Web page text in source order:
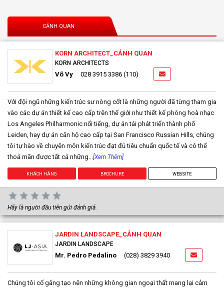
CẢNH QUAN
KORN ARCHITECT_CẢNH QUAN
KORN ARCHITECTS
Võ Vy 028 3915 3386 (110)
Với đội ngũ những kiến trúc sư nòng cốt là những người đã từng tham gia
vào các dự án thiết kế cao cấp trên thế giới như thiết kế phòng hoà nhạc
Los Angeles Philharmonic nổi tiếng, dự án tái phát triển thành phố
Leiden, hay dự án căn hộ cao cấp tại San Francisco Russian Hills, chúng
tôi tự hào về chuyên môn kiến trúc đạt đủ tiêu chuẩn quốc tế và có thể
thoả mãn được tất cả những... [Xem Thêm]
KHÁCH HÀNG BROCHURE WEBSITE
Hãy là người đầu tiên gửi đánh giá.
JARDIN LANDSCAPE_CẢNH QUAN
JARDIN LANDSCAPE
Mr. Pedro Pedalino (028) 3829 3940
Chúng tôi cố gắng tạo nên những không gian ngoại thất mang lại cảm